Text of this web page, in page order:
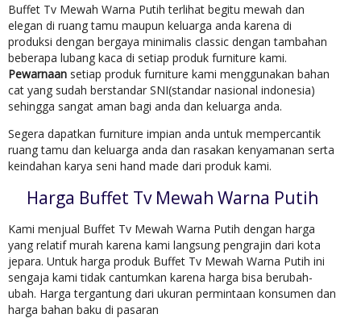
Buffet Tv Mewah Warna Putih terlihat begitu mewah dan
elegan di ruang tamu maupun keluarga anda karena di
produksi dengan bergaya minimalis classic dengan tambahan
beberapa lubang kaca di setiap produk furniture kami.
Pewarnaan setiap produk furniture kami menggunakan bahan
cat yang sudah berstandar SNI(standar nasional indonesia)
sehingga sangat aman bagi anda dan keluarga anda.
Segera dapatkan furniture impian anda untuk mempercantik
ruang tamu dan keluarga anda dan rasakan kenyamanan serta
keindahan karya seni hand made dari produk kami.
Harga Buffet Tv Mewah Warna Putih
Kami menjual Buffet Tv Mewah Warna Putih dengan harga
yang relatif murah karena kami langsung pengrajin dari kota
jepara. Untuk harga produk Buffet Tv Mewah Warna Putih ini
sengaja kami tidak cantumkan karena harga bisa berubah-
ubah. Harga tergantung dari ukuran permintaan konsumen dan
harga bahan baku di pasaran